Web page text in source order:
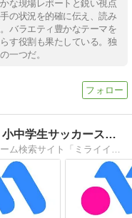
な現場レポートと鋭い視点
の状況を的確に伝え、読み
バラエティ豊かなテーマを
す役割も果たしている。独
一つだ。
ミライイレブン【公式ブログ】小中学生サッカースクール検索
小中学生向けのサッカースクール・チーム検索サイト「ミライイレブン」の公式ブログです。サイトの使い方、掲載情報の修正案内、公開情報のお知らせなどを発信します。